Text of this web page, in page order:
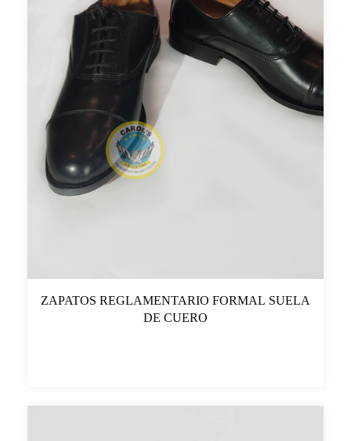
ZAPATOS REGLAMENTARIO FORMAL SUELA
DE CUERO